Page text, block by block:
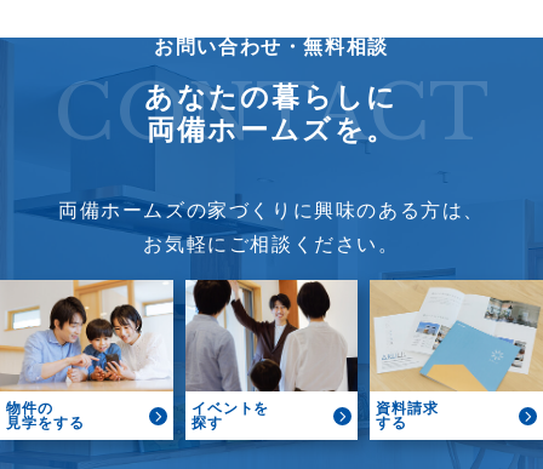
お問い合わせ・無料相談
CONTACT
あなたの暮らしに
両備ホームズを。
両備ホームズの家づくりに興味のある方は、
お気軽にご相談ください。
物件の
見学をする
イベントを
探す
資料請求
する